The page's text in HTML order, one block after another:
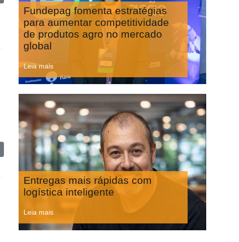
Fundepag fomenta estratégias
para aumentar competitividade
de produtos agro no mercado
global
Leia mais
Entregas mais rápidas com
logística inteligente
Leia mais